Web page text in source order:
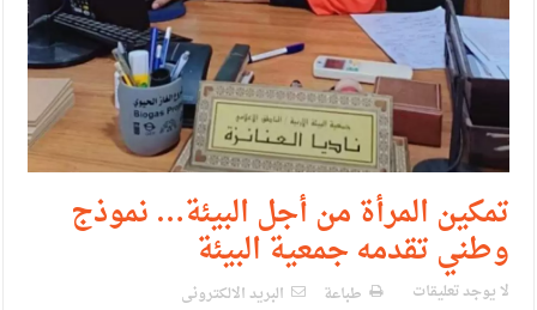
الملك يلتقي مجموعة من رفاق السلاح
الملك يتلقى اتصالا هاتفيا من العاهل البحريني
القاضي محمود أحمد فريحات.. مبارك ومزيدا من التوفيق
تمكين المرأة من أجل البيئة… نموذج
وطني تقدمه جمعية البيئة
لا يوجد تعليقات طباعة البريد الالكترونى